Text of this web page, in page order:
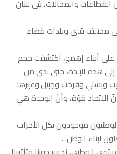
والمجالات، في لبنان
مختلف قرى وبلدات قضاء
عام 2009 وجلت على أبناء إهمج، اكتشفت حجم
إلى هذه البلدة، حتى لدى من
وبشلي وفرحت وجبيل وغيرها.
الاتحاد قوّة، وأنّ الوحدة هي
موجودون بكل الأحزاب
لبناء الوطن. .